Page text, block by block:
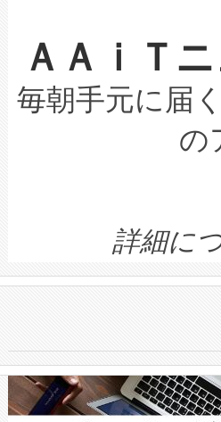
取得できる可
設には、3億～
最高経営責任者
す。「当社の
ームを利用す
きます。この
限を超えて利
持できるよう
ービスレベル
テリー性能の
念は、現在デ
ます。 Voltaiq
quality and
BESS stack to
centers.
からシステム統
クルの各段階の
[…]
なレーザース
な環境下でも
キロメートル範
LiDAR for
は1535 nmレ
イズの小径化
す。ノーマル
ートル先まで検
トに対して約
では、反射率10
で向上し、最大
ＡＡｉＴ
毎朝手元に届
の
詳細に